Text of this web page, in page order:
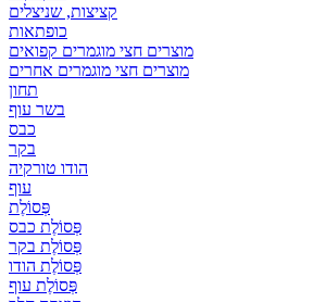
קציצות, שניצלים
כופתאות
מוצרים חצי מוגמרים קפואים
מוצרים חצי מוגמרים אחרים
תחון
בשר עוף
כבס
בקר
הודו טורקיה
עוף
פְּסוֹלֶת
פְּסוֹלֶת כבס
פְּסוֹלֶת בקר
פְּסוֹלֶת הודו
פְּסוֹלֶת עוף